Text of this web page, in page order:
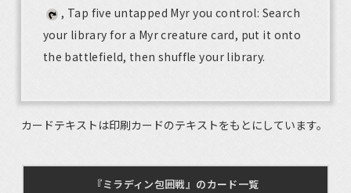
, Tap five untapped Myr you control: Search
your library for a Myr creature card, put it onto
the battlefield, then shuffle your library.
カードテキストは印刷カードのテキストをもとにしています。
『ミラディン包囲戦』のカード一覧